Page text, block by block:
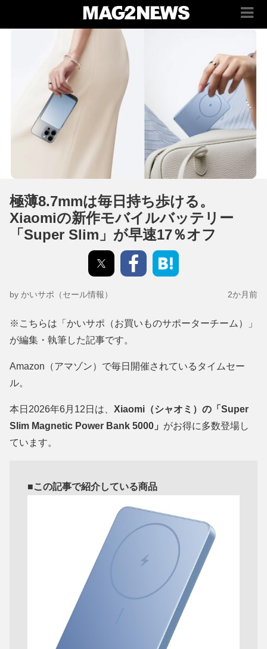
極薄8.7mmは毎日持ち歩ける。
Xiaomiの新作モバイルバッテリー
「Super Slim」が早速17％オフ
by かいサポ（セール情報） 2か月前
※こちらは「かいサポ（お買いものサポーターチーム）」
が編集・執筆した記事です。
Amazon（アマゾン）で毎日開催されているタイムセー
ル。
本日2026年6月12日は、 Xiaomi（シャオミ）の「Super
Slim Magnetic Power Bank 5000」 がお得に多数登場し
ています。
■この記事で紹介している商品